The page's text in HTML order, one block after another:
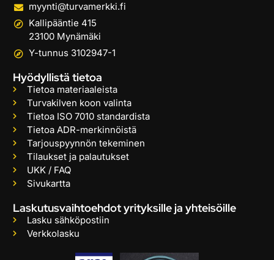
myynti@turvamerkki.fi
Kallipääntie 415
23100 Mynämäki
Y-tunnus 3102947-1
Hyödyllistä tietoa
Tietoa materiaaleista
Turvakilven koon valinta
Tietoa ISO 7010 standardista
Tietoa ADR-merkinnöistä
Tarjouspyynnön tekeminen
Tilaukset ja palautukset
UKK / FAQ
Sivukartta
Laskutusvaihtoehdot yrityksille ja yhteisöille
Lasku sähköpostiin
Verkkolasku